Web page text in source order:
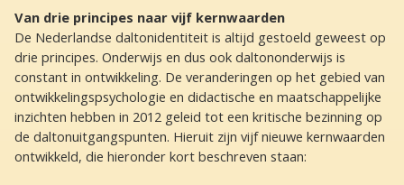
Van drie principes naar vijf kernwaarden
De Nederlandse daltonidentiteit is altijd gestoeld geweest op
drie principes. Onderwijs en dus ook daltononderwijs is
constant in ontwikkeling. De veranderingen op het gebied van
ontwikkelingspsychologie en didactische en maatschappelijke
inzichten hebben in 2012 geleid tot een kritische bezinning op
de daltonuitgangspunten. Hieruit zijn vijf nieuwe kernwaarden
ontwikkeld, die hieronder kort beschreven staan: